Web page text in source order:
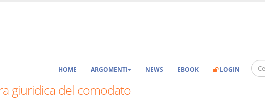
HOME ARGOMENTI NEWS EBOOK LOGIN
giuridica del comodato